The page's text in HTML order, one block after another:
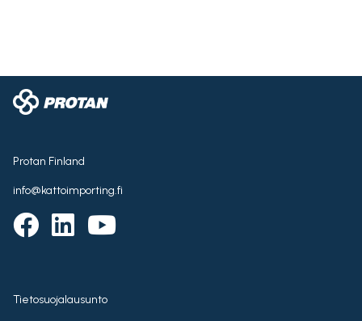
Protan Finland
info@kattoimporting.fi
Tietosuojalausunto